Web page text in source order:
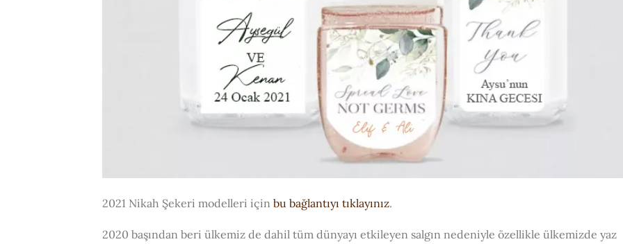
2021 Nikah Şekeri modelleri için bu bağlantıyı tıklayınız.
2020 başından beri ülkemiz de dahil tüm dünyayı etkileyen salgın nedeniyle özellikle ülkemizde yaz